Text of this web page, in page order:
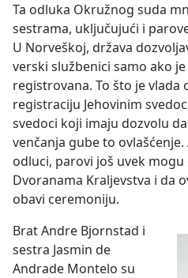
Ta odluka Okružnog suda
sestrama, uključujući i
U Norveškoj, država
verski službenici samo ako
registrovana. To što je vlada
registraciju Jehovinim
svedoci koji imaju dozvolu
venčanja gube to
odluci, parovi još uvek mogu
Dvoranama Kraljevstva i da
obavi ceremoniju.
Brat Andre Bjornstad i
sestra Jasmin de
Andrade Montelo su